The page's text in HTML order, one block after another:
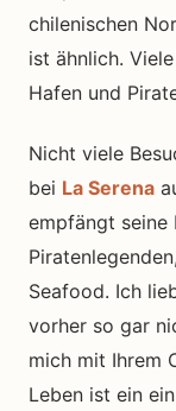
chilenischen
ist ähnlich.
Hafen und
Nicht viele
bei La Serena
empfängt seine
Seafood. Ich
vorher so gar
mich mit Ihrem
Leben ist ein